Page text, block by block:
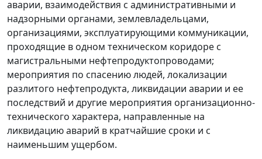
аварии, взаимодействия с административными и
надзорными органами, землевладельцами,
организациями, эксплуатирующими коммуникации,
проходящие в одном техническом коридоре с
магистральными нефтепродуктопроводами;
мероприятия по спасению людей, локализации
разлитого нефтепродукта, ликвидации аварии и ее
последствий и другие мероприятия организационно-
технического характера, направленные на
ликвидацию аварий в кратчайшие сроки и с
наименьшим ущербом.